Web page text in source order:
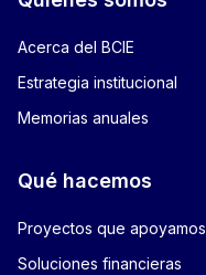
Acerca del BCIE
Estrategia institucional
Memorias anuales
Qué hacemos
Proyectos que apoyamos
Soluciones financieras